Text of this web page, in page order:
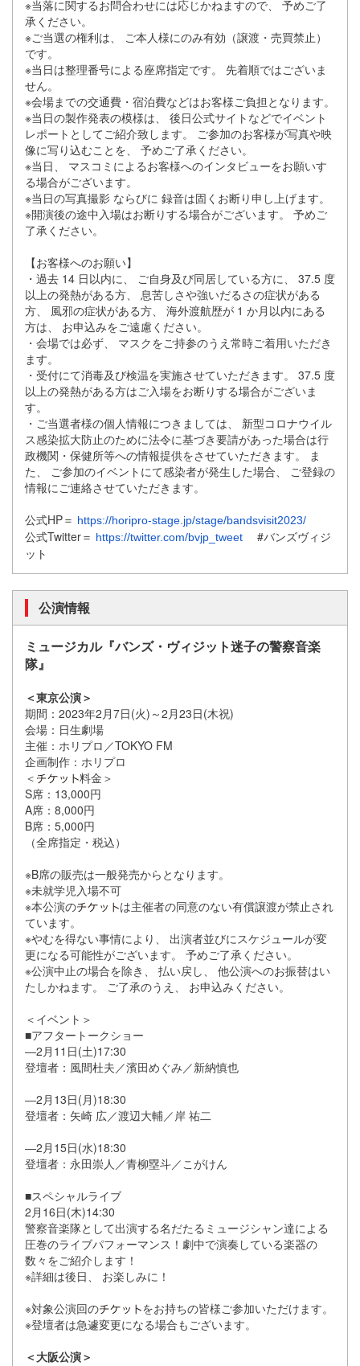
※当落に関するお問合わせには応じかねますので、 予めご了
承ください。
※ご当選の権利は、 ご本人様にのみ有効（譲渡・売買禁止）
です。
※当日は整理番号による座席指定です。 先着順ではございま
せん。
※会場までの交通費・宿泊費などはお客様ご負担となります。
※当日の製作発表の模様は、 後日公式サイトなどでイベント
レポートとしてご紹介致します。 ご参加のお客様が写真や映
像に写り込むことを、 予めご了承ください。
※当日、 マスコミによるお客様へのインタビューをお願いす
る場合がございます。
※当日の写真撮影 ならびに 録音は固くお断り申し上げます。
※開演後の途中入場はお断りする場合がございます。 予めご
了承ください。
【お客様へのお願い】
・過去 14 日以内に、 ご自身及び同居している方に、 37.5 度
以上の発熱がある方、 息苦しさや強いだるさの症状がある
方、 風邪の症状がある方、 海外渡航歴が 1 か月以内にある
方は、 お申込みをご遠慮ください。
・会場では必ず、 マスクをご持参のうえ常時ご着用いただき
ます。
・受付にて消毒及び検温を実施させていただきます。 37.5 度
以上の発熱がある方はご入場をお断りする場合がございま
す。
・ご当選者様の個人情報につきましては、 新型コロナウイル
ス感染拡大防止のために法令に基づき要請があった場合は行
政機関・保健所等への情報提供をさせていただきます。 ま
た、 ご参加のイベントにて感染者が発生した場合、 ご登録の
情報にご連絡させていただきます。
公式HP＝ https://horipro-stage.jp/stage/bandsvisit2023/
公式Twitter＝ https://twitter.com/bvjp_tweet
#バンズヴィジ
ット
公演情報
ミュージカル『バンズ・ヴィジット迷子の警察音楽
隊』
＜東京公演＞
期間：2023年2月7日(火)～2月23日(木祝)
会場：日生劇場
主催：ホリプロ／TOKYO FM
企画制作：ホリプロ
＜
料金＞
S席：13,000円
A席：8,000円
B席：5,000円
（全席指定・税込）
※B席の販売は一般発売からとなります。
※未就学児入場不可
※本公演の
は主催者の同意のない有償譲渡が禁止され
ています。
※やむを得ない事情により、 出演者並びにスケジュールが変
更になる可能性がございます。 予めご了承ください。
※公演中止の場合を除き、 払い戻し、 他公演へのお振替はい
たしかねます。 ご了承のうえ、 お申込みください。
＜イベント＞
■アフタートークショー
―2月11日(土)17:30
登壇者：風間杜夫／濱田めぐみ／新納慎也
―2月13日(月)18:30
登壇者：矢崎 広／渡辺大輔／岸 祐二
―2月15日(水)18:30
登壇者：永田崇人／青柳塁斗／こがけん
■スペシャルライブ
2月16日(木)14:30
警察音楽隊として出演する名だたるミュージシャン達による
圧巻のライブパフォーマンス！ 劇中で演奏している楽器の
数々をご紹介します！
※詳細は後日、 お楽しみに！
※対象公演回の
をお持ちの皆様ご参加いただけます。
※登壇者は急遽変更になる場合もございます。
＜大阪公演＞